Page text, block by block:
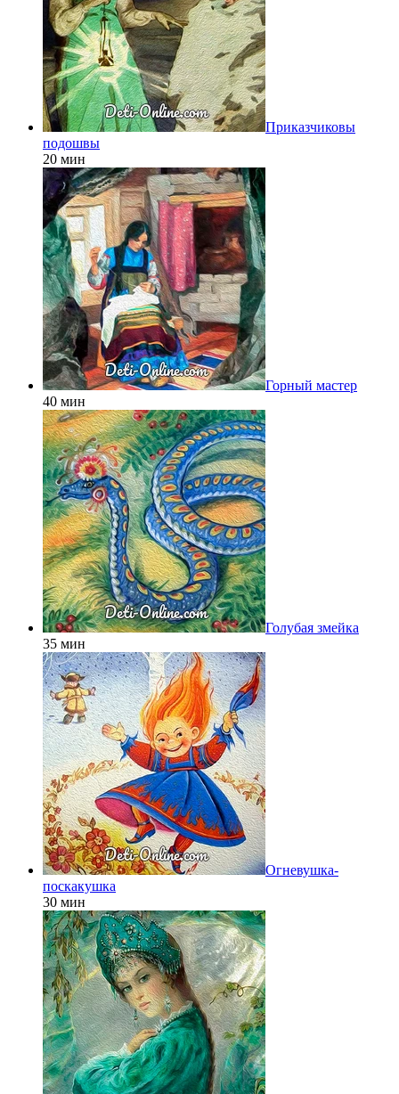
Приказчиковы
подошвы
20 мин
Горный мастер
40 мин
Голубая змейка
35 мин
Огневушка-
поскакушка
30 мин